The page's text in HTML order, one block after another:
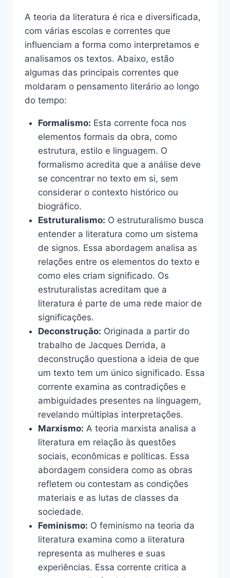
A teoria da literatura é rica e diversificada,
com várias escolas e correntes que
influenciam a forma como interpretamos e
analisamos os textos. Abaixo, estão
algumas das principais correntes que
moldaram o pensamento literário ao longo
do tempo:
Formalismo: Esta corrente foca nos
elementos formais da obra, como
estrutura, estilo e linguagem. O
formalismo acredita que a análise deve
se concentrar no texto em si, sem
considerar o contexto histórico ou
biográfico.
Estruturalismo: O estruturalismo busca
entender a literatura como um sistema
de signos. Essa abordagem analisa as
relações entre os elementos do texto e
como eles criam significado. Os
estruturalistas acreditam que a
literatura é parte de uma rede maior de
significações.
Deconstrução: Originada a partir do
trabalho de Jacques Derrida, a
deconstrução questiona a ideia de que
um texto tem um único significado. Essa
corrente examina as contradições e
ambiguidades presentes na linguagem,
revelando múltiplas interpretações.
Marxismo: A teoria marxista analisa a
literatura em relação às questões
sociais, econômicas e políticas. Essa
abordagem considera como as obras
refletem ou contestam as condições
materiais e as lutas de classes da
sociedade.
Feminismo: O feminismo na teoria da
literatura examina como a literatura
representa as mulheres e suas
experiências. Essa corrente critica a